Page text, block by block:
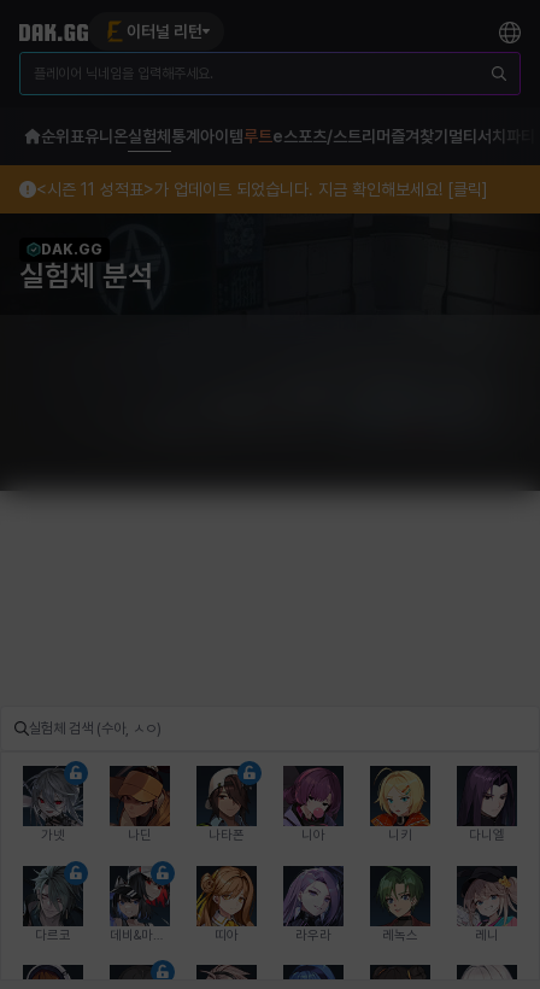
이터널 리턴
순위표유니온실험체 통계 아이템루트e스포츠/스트리머 즐겨찾기 멀티서치 파티
<시즌 11 성적표>가 업데이트 되었습니다. 지금 확인해보세요! [클릭]
DAK.GG
실험체 분석
가넷 나딘 나타폰 니아 니키 다니엘
다르코 띠아 라우라 레녹스 레니